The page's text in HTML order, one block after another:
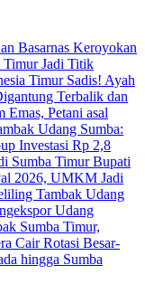
Basarnas Keroyokan
Timur Jadi Titik
Timur Sadis! Ayah
Terbalik dan
Emas, Petani asal
Udang Sumba:
Investasi Rp 2,8
Sumba TimurBupati
2026, UMKM Jadi
Tambak Udang
Udang
Sumba Timur,
CairRotasi Besar-
hingga Sumba